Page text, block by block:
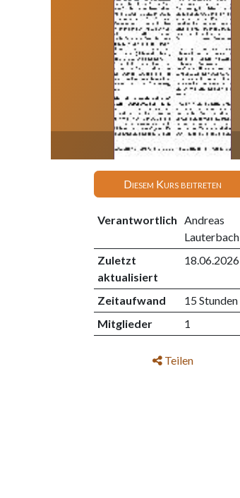
Diesem Kurs beitreten
Verantwortlich Andreas
Lauterbach
Zuletzt
aktualisiert
18.06.2026
Zeitaufwand
15 Stunden
Mitglieder
1
Teilen